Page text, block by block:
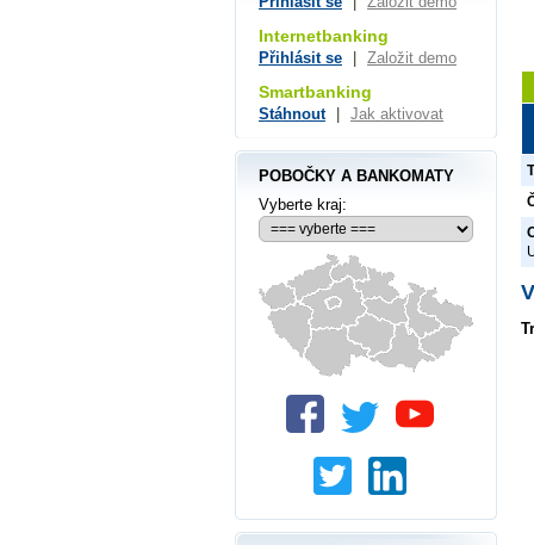
Internetbanking
Přihlásit se Založit demo
Smartbanking
Stáhnout Jak aktivovat
POBOČKY A BANKOMATY
Vyberte kraj: